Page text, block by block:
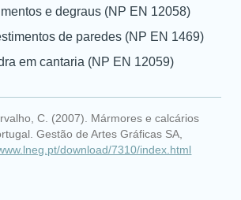
do comparador!
editar a sua seleção, aceda à
e degraus (NP EN 12058)
de paredes (NP EN 1469)
em cantaria (NP EN 12059)
C. (2007). Mármores e calcários
Gestão de Artes Gráficas SA,
download/7310/index.html